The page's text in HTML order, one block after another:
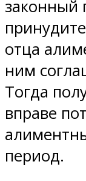
законный
отца
ним
Тогда
вправе
период.